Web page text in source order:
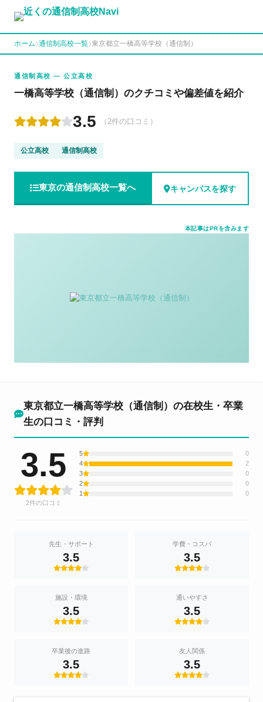
ホーム 通信制高校一覧 東京都立一橋高等学校（通信制）
通信制高校 — 公立高校
一橋高等学校（通信制）のクチコミや偏差値を紹介
3.5 （2件の口コミ）
公立高校 通信制高校
東京の通信制高校一覧へ キャンパスを探す
本記事はPRを含みます
東京都立一橋高等学校（通信制）の在校生・卒業
生の口コミ・評判
3.5
2件の口コミ
5
0
4
2
3
0
2
0
1
0
先生・サポート
3.5
学費・コスパ
3.5
施設・環境
3.5
通いやすさ
3.5
卒業後の進路
3.5
友人関係
3.5